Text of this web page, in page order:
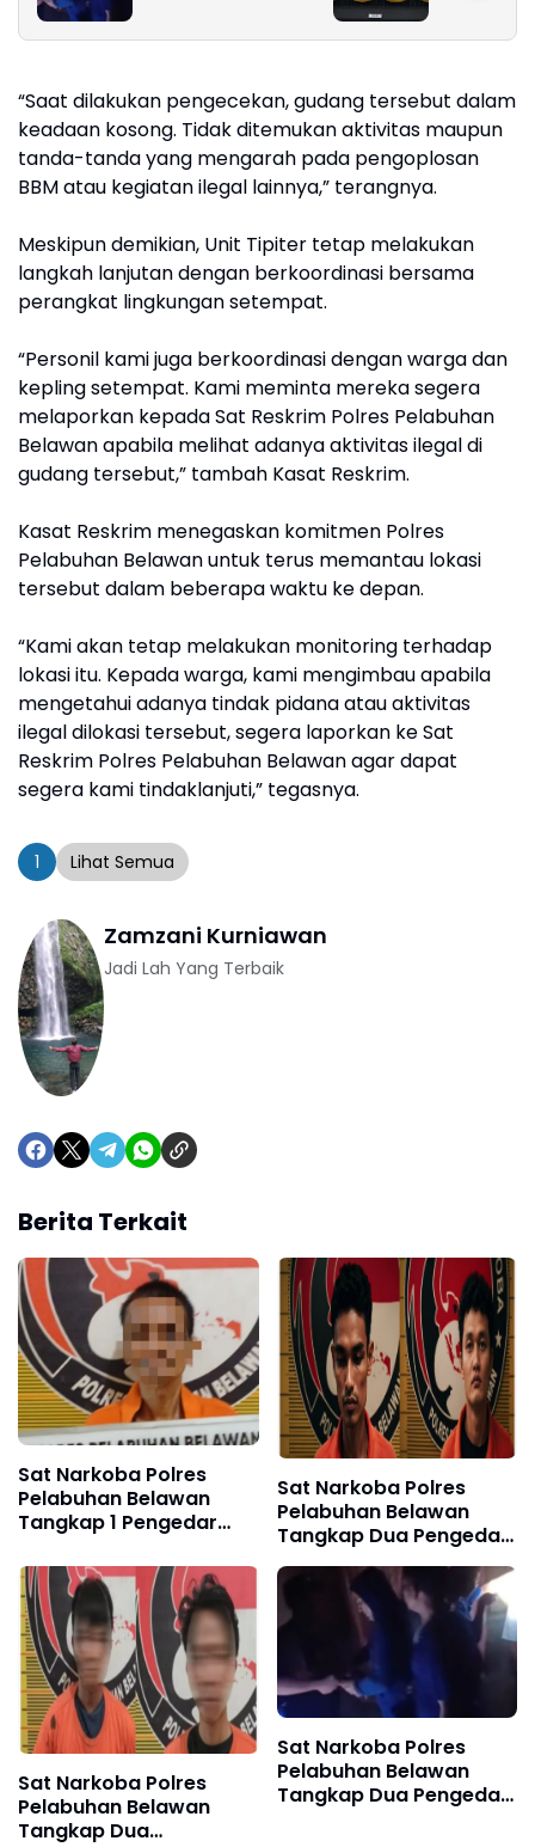
Medan Marelan
“Saat dilakukan pengecekan, gudang tersebut dalam
keadaan kosong. Tidak ditemukan aktivitas maupun
tanda-tanda yang mengarah pada pengoplosan
BBM atau kegiatan ilegal lainnya,” terangnya.
Meskipun demikian, Unit Tipiter tetap melakukan
langkah lanjutan dengan berkoordinasi bersama
perangkat lingkungan setempat.
“Personil kami juga berkoordinasi dengan warga dan
kepling setempat. Kami meminta mereka segera
melaporkan kepada Sat Reskrim Polres Pelabuhan
Belawan apabila melihat adanya aktivitas ilegal di
gudang tersebut,” tambah Kasat Reskrim.
Kasat Reskrim menegaskan komitmen Polres
Pelabuhan Belawan untuk terus memantau lokasi
tersebut dalam beberapa waktu ke depan.
“Kami akan tetap melakukan monitoring terhadap
lokasi itu. Kepada warga, kami mengimbau apabila
mengetahui adanya tindak pidana atau aktivitas
ilegal dilokasi tersebut, segera laporkan ke Sat
Reskrim Polres Pelabuhan Belawan agar dapat
segera kami tindaklanjuti,” tegasnya.
1 Lihat Semua
Zamzani Kurniawan
Jadi Lah Yang Terbaik
Berita Terkait
Sat Narkoba Polres
Pelabuhan Belawan
Tangkap 1 Pengedar
di Labuhan Deli
Sat Narkoba Polres
Pelabuhan Belawan
Tangkap Dua Pengedar
Sabu di Marelan
Sat Narkoba Polres
Pelabuhan Belawan
Tangkap Dua
Sat Narkoba Polres
Pelabuhan Belawan
Tangkap Dua Pengedar